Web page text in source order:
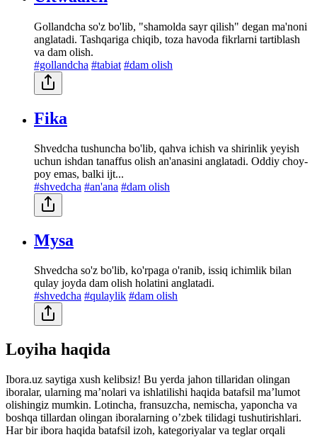
Gollandcha so'z bo'lib, "shamolda sayr qilish" degan ma'noni
anglatadi. Tashqariga chiqib, toza havoda fikrlarni tartiblash
va dam olish.
#gollandcha #tabiat #dam olish
Fika
Shvedcha tushuncha bo'lib, qahva ichish va shirinlik yeyish
uchun ishdan tanaffus olish an'anasini anglatadi. Oddiy choy-
poy emas, balki ijt...
#shvedcha #an'ana #dam olish
Mysa
Shvedcha so'z bo'lib, ko'rpaga o'ranib, issiq ichimlik bilan
qulay joyda dam olish holatini anglatadi.
#shvedcha #qulaylik #dam olish
Loyiha haqida
Ibora.uz saytiga xush kelibsiz! Bu yerda jahon tillaridan olingan
iboralar, ularning maʼnolari va ishlatilishi haqida batafsil maʼlumot
olishingiz mumkin. Lotincha, fransuzcha, nemischa, yaponcha va
boshqa tillardan olingan iboralarning oʼzbek tilidagi tushutirishlari.
Har bir ibora haqida batafsil izoh, kategoriyalar va teglar orqali